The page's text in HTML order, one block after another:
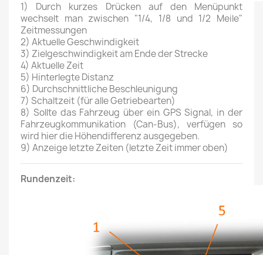
1) Durch kurzes Drücken auf den Menüpunkt
wechselt man zwischen "1/4, 1/8 und 1/2 Meile"
Zeitmessungen
2) Aktuelle Geschwindigkeit
3) Zielgeschwindigkeit am Ende der Strecke
4) Aktuelle Zeit
5) Hinterlegte Distanz
6) Durchschnittliche Beschleunigung
7) Schaltzeit (für alle Getriebearten)
8) Sollte das Fahrzeug über ein GPS Signal, in der
Fahrzeugkommunikation (Can-Bus), verfügen so
wird hier die Höhendifferenz ausgegeben.
9) Anzeige letzte Zeiten (letzte Zeit immer oben)
Rundenzeit: